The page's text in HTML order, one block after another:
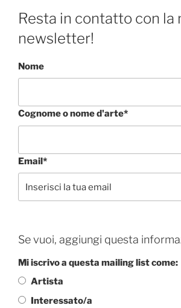
Resta in contatto con la
newsletter!
Nome
Cognome o nome d'arte*
Email*
Se vuoi, aggiungi questa
Mi iscrivo a questa mailing list come:
Artista
Interessato/a